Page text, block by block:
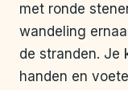
met ronde
wandeling
de stranden. Je
handen en